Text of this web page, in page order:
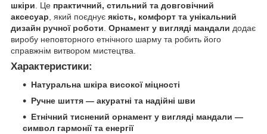
шкіри . Це практичний, стильний та довговічний
аксесуар , який поєднує якість, комфорт та унікальний
дизайн ручної роботи Орнамент у вигляді мандали додає
виробу неповторного етнічного шарму та робить його
справжнім витвором мистецтва.
Характеристики:
Натуральна шкіра високої міцності
Ручне шиття — акуратні та надійні шви
Етнічний тиснений орнамент у вигляді мандали —
символ гармонії та енергії